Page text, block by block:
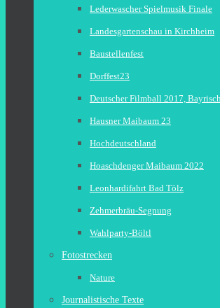
Lederwascher Spielmusik Finale
Landesgartenschau in Kirchheim
Baustellenfest
Dorffest23
Deutscher Filmball 2017,
Hausner Maibaum 23
Hochdeutschland
Hoaschdenger Maibaum 2022
Leonhardifahrt Bad Tölz
Zehmerbräu-Segnung
Wahlparty-Böltl
Fotostrecken
Nature
Journalistische Texte